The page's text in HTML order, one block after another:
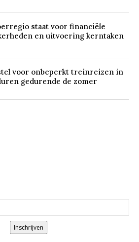
staat voor financiële
en uitvoering kerntaken
voor onbeperkt treinreizen in
gedurende de zomer
Inschrijven